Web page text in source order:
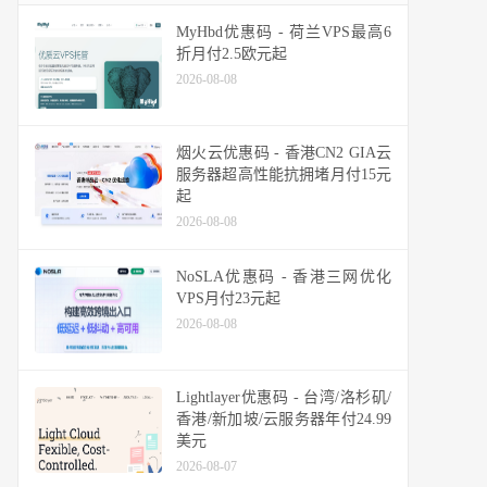
MyHbd优惠码 - 荷兰VPS最高6
折月付2.5欧元起
2026-08-08
烟火云优惠码 - 香港CN2 GIA云
服务器超高性能抗拥堵月付15元
起
2026-08-08
NoSLA优惠码 - 香港三网优化
VPS月付23元起
2026-08-08
Lightlayer优惠码 - 台湾/洛杉矶/
香港/新加坡/云服务器年付24.99
美元
2026-08-07